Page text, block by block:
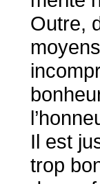
Outre,
Il est
trop